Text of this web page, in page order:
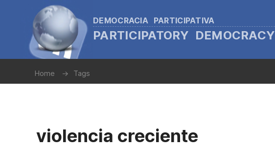
DEMOCRACIA PARTICIPATIVA
PARTICIPATORY DEMOCRACY
Home Tags
violencia creciente